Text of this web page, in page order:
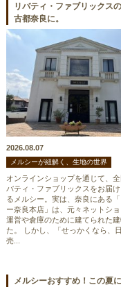
リバティ・ファブリックス
古都奈良に。
2026.08.07
メルシーが紐解く、生地の世界
オンラインショップを通じて、全
バティ・ファブリックスをお届
るメルシー。実は、奈良にある
ー奈良本店」は、元々ネットシ
運営や倉庫のために建てられた建
た。 しかし、「せっかくなら、
売...
メルシーおすすめ！この夏